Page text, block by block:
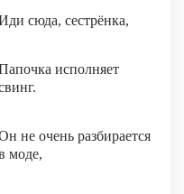
сюда, сестрёнка,
исполняет
не очень разбирается
моде,